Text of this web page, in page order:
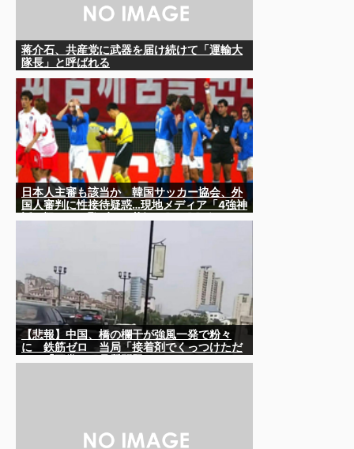
蒋介石、共産党に武器を届け続けて「運輸大
隊長」と呼ばれる
日本人主審も該当か 韓国サッカー協会、外
国人審判に性接待疑惑…現地メディア「4強神
【悲報】中国、橋の欄干が強風一発で粉々
に 鉄筋ゼロ 当局「接着剤でくっつけただ